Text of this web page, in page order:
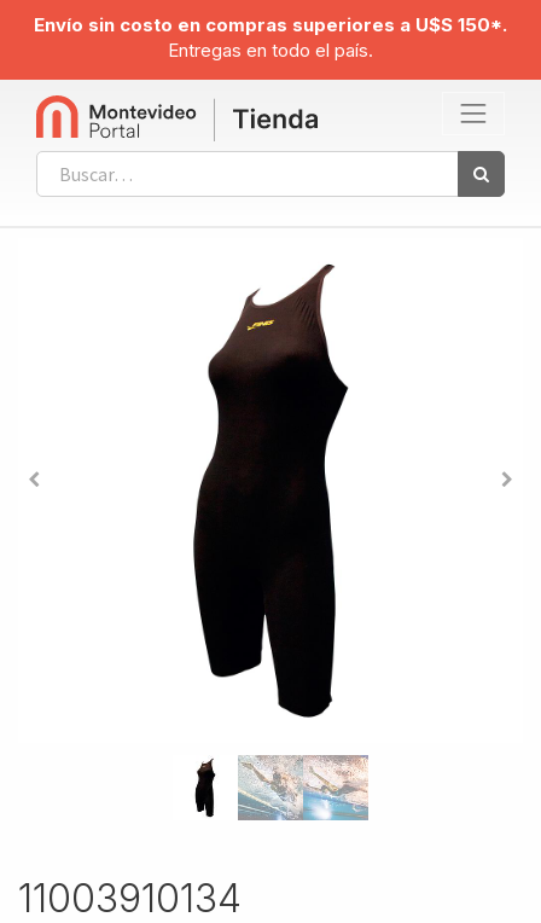
Envío sin costo en compras superiores a U$S 150*.
Entregas en todo el país.
11003910134